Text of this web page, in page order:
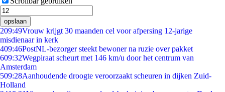
opslaan
209:49Vrouw krijgt 30 maanden cel voor afpersing 12-jarige
misdienaar in kerk
409:46PostNL-bezorger steekt bewoner na ruzie over pakket
609:32Wegpiraat scheurt met 146 km/u door het centrum van
Amsterdam
509:28Aanhoudende droogte veroorzaakt scheuren in dijken Zuid-
Holland